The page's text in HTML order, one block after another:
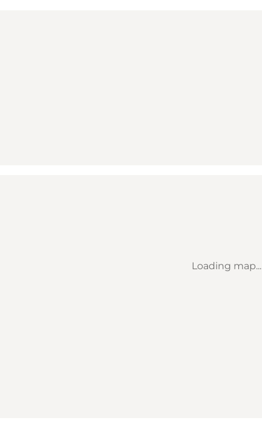
Loading map...